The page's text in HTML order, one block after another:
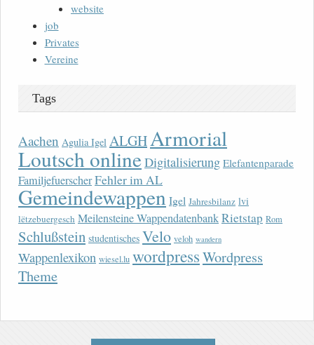
website
job
Privates
Vereine
Tags
Aachen Agulia Igel ALGH Armorial
Loutsch onlineDigitalisierung Elefantenparade
FamiljefuerscherFehler im AL
Gemeindewappen Igel Jahresbilanz lvi
lëtzebuergesch Meilensteine WappendatenbankRietstap Rom
Schlußstein studentisches Velo veloh wandern
Wappenlexikon wiesel.lu wordpressWordpress
Theme